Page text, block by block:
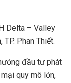
Delta – Valley
TP. Phan Thiết.
đầu tư phát
quy mô lớn,